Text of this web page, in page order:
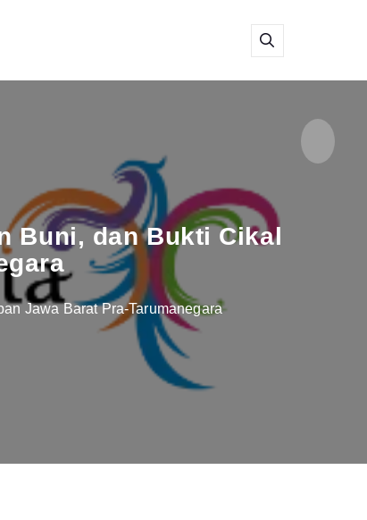
Buni, dan Bukti Cikal
Jawa Barat Pra-Tarumanegara